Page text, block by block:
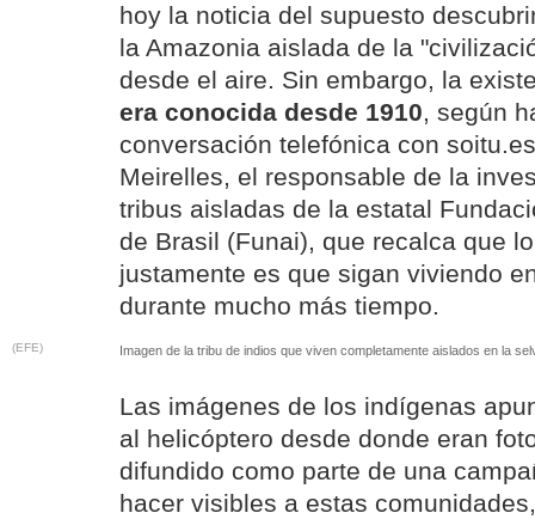
hoy la noticia del supuesto
la Amazonia aislada de la
desde el aire. Sin embargo, la
era conocida desde 1910, según
conversación telefónica con
Meirelles, el responsable de la
tribus aisladas de la estatal
de Brasil (Funai), que recalca que
justamente es que sigan viviendo
durante mucho más tiempo.
(EFE) Imagen de la tribu de indios que viven completamente aislados en la
Las imágenes de los indígenas
al helicóptero desde donde eran
difundido como parte de una
hacer visibles a estas